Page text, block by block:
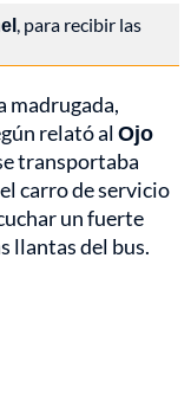
, para recibir las
madrugada,
relató alOjo
transportaba
carro de servicio
un fuerte
llantas del bus.